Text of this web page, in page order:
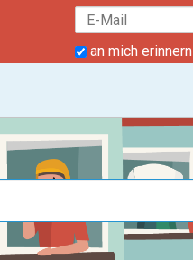
an mich erinnern